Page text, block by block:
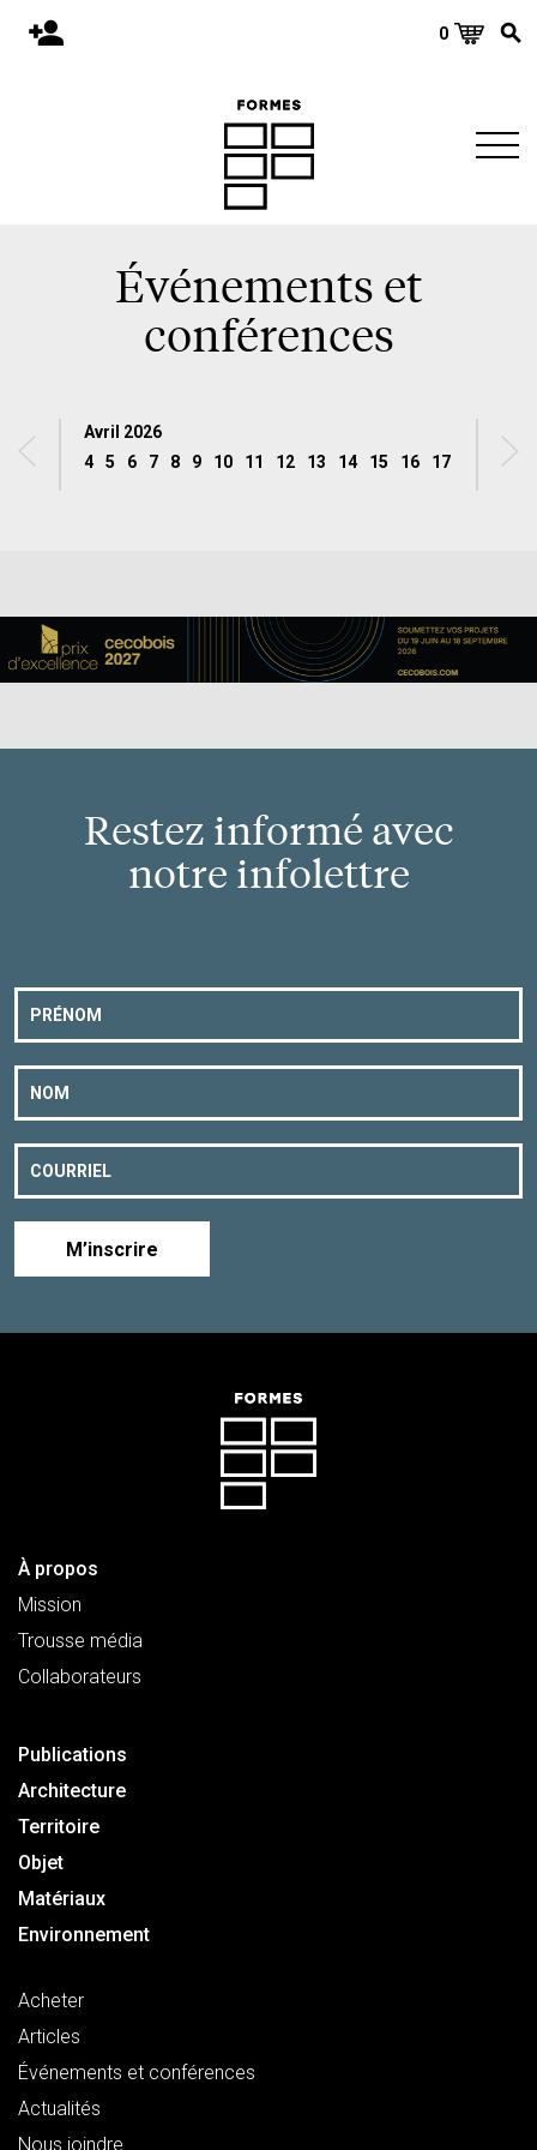
0
Matériaux
Environnement
Événements et conférences
Événements et
conférences
Avril 2026
4
5 6 7 8 9 10 11 12 13 14 15 16 17 19
Restez informé avec
notre infolettre
M’inscrire
À propos
Mission
Trousse média
Collaborateurs
Publications
Architecture
Territoire
Objet
Matériaux
Environnement
Acheter
Articles
Événements et conférences
Actualités
Nous joindre